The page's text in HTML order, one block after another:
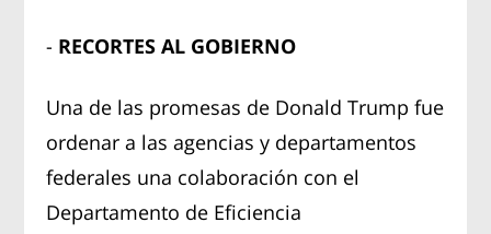
- RECORTES AL GOBIERNO
Una de las promesas de Donald Trump fue
ordenar a las agencias y departamentos
federales una colaboración con el
Departamento de Eficiencia